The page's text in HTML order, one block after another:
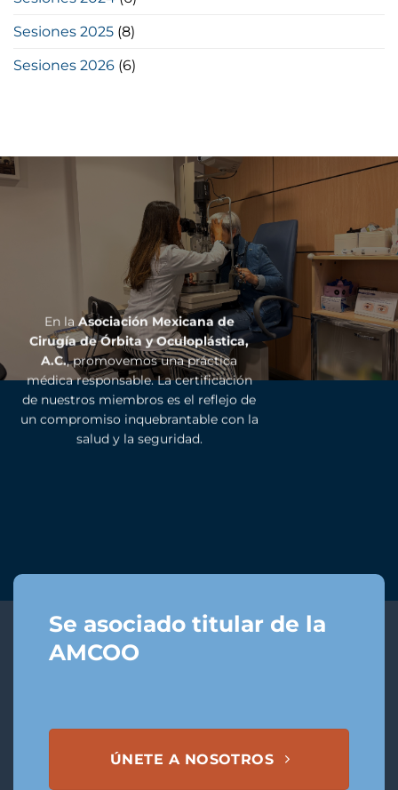
Sesiones 2025 (8)
Sesiones 2026 (6)
En la Asociación Mexicana de
Cirugía de Órbita y Oculoplástica,
A.C., promovemos una práctica
médica responsable. La certificación
de nuestros miembros es el reflejo de
un compromiso inquebrantable con la
salud y la seguridad.
Se asociado titular de la
AMCOO
ÚNETE A NOSOTROS